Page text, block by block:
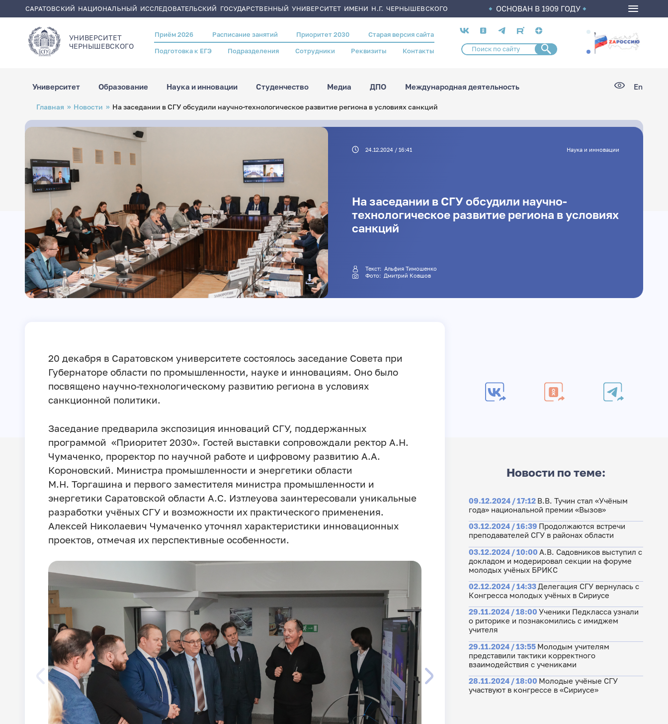
содержанию
САРАТОВСКИЙ НАЦИОНАЛЬНЫЙ ИССЛЕДОВАТЕЛЬСКИЙ ГОСУДАРСТВЕННЫЙ УНИВЕРСИТЕТ ИМЕНИ Н.Г. ЧЕРНЫШЕВСКОГО ОСНОВАН В 1909 ГОДУ
УНИВЕРСИТЕТ
ЧЕРНЫШЕВСКОГO
Header
menu
Приём 2026 Расписание занятий Приоритет 2030 Старая версия сайта
Подготовка к ЕГЭ Подразделения Сотрудники Реквизиты Контакты
Социальные
сети
Университет Образование Наука и инновации Студенчество Медиа ДПО Международная деятельность En
Строка
навигации
Главная Новости На заседании в СГУ обсудили научно-технологическое развитие региона в условиях санкций
24.12.2024 / 16:41 Наука и инновации
На заседании в СГУ обсудили научно-
технологическое развитие региона в условиях
санкций
Текст: Альфия Тимошенко
Фото: Дмитрий Ковшов
20 декабря в Саратовском университете состоялось заседание Совета при
Губернаторе области по промышленности, науке и инновациям. Оно было
посвящено научно-технологическому развитию региона в условиях
санкционной политики.
Заседание предварила экспозиция инноваций СГУ, поддержанных
программой «Приоритет 2030». Гостей выставки сопровождали ректор А.Н.
Чумаченко, проректор по научной работе и цифровому развитию А.А.
Короновский. Министра промышленности и энергетики области
М.Н. Торгашина и первого заместителя министра промышленности и
энергетики Саратовской области А.С. Изтлеуова заинтересовали уникальные
разработки учёных СГУ и возможности их практического применения.
Алексей Николаевич Чумаченко уточнял характеристики инновационных
проектов, отмечая их перспективные особенности.
Новости по теме:
09.12.2024 / 17:12 В.В. Тучин стал «Учёным
года» национальной премии «Вызов»
03.12.2024 / 16:39 Продолжаются встречи
преподавателей СГУ в районах области
03.12.2024 / 10:00 А.В. Садовников выступил с
докладом и модерировал секции на форуме
молодых учёных БРИКС
02.12.2024 / 14:33Делегация СГУ вернулась с
Конгресса молодых учёных в Сириусе
29.11.2024 / 18:00 Ученики Педкласса узнали
о риторике и познакомились с имиджем
учителя
29.11.2024 / 13:55 Молодым учителям
представили тактики корректного
взаимодействия с учениками
28.11.2024 / 18:00 Молодые учёные СГУ
участвуют в конгрессе в «Сириусе»